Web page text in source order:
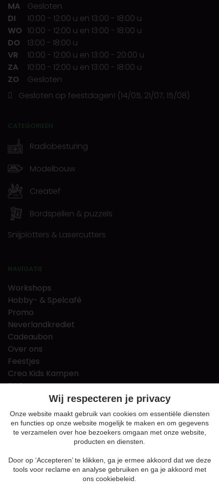
MA
Gesloten
DI
10:00 - 12:00 u en 13:00 - 18:00 u
WO 10:00 - 12:00 u en 13:00 - 18:00 u
DO
13:00 - 18:00 u
VR
10:00 - 12:00 u en 13:00 - 20:00 u
ZA
10:00 - 12:00 u en 13:00 - 18:00 u
ZO
Gesloten
Gesloten op feestdagen! (14/05, 21/07, 15/08)
CATEGORIEËN
Radiobesturing
Modelbouw
Creatief
Bordspellen & puzzels
Snijplotters & Lasercutters
NAVIGATIE
Workshops
Hobby- & Spelcafé
Promo
Neverlandkrediet
Cadeaubon
Over ons
Feestjes
Crea Kids Kampen
FAQ
Tips & tricks
Contact
Nieuws & Vacatures
Algemene voorwaarden
Privacy en cookie policy
Wij respecteren je privacy
Onze website maakt gebruik van cookies om essentiële diensten
en functies op onze website mogelijk te maken en om gegevens
te verzamelen over hoe bezoekers omgaan met onze website,
producten en diensten.
Door op ‘Accepteren’ te klikken, ga je ermee akkoord dat we deze
tools voor reclame en analyse gebruiken en ga je akkoord met
ons cookiebeleid.